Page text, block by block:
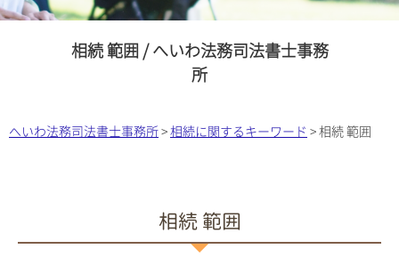
相続 範囲 / へいわ法務司法書士事務
所
へいわ法務司法書士事務所>相続に関するキーワード >相続 範囲
相続 範囲